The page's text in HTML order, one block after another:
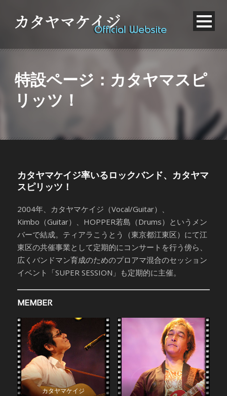
特設ページ：カタヤマスピ
リッツ！
カタヤマケイジ率いるロックバンド、カタヤマ
スピリッツ！
2004年、カタヤマケイジ（Vocal/Guitar）、
Kimbo（Guitar）、HOPPER若島（Drums）というメン
バーで結成。ティアラこうとう（東京都江東区）にて江
東区の共催事業として定期的にコンサートを行う傍ら、
広くバンドマン育成のためのプロアマ混合のセッション
イベント「SUPER SESSION」も定期的に主催。
MEMBER
カタヤマケイジ